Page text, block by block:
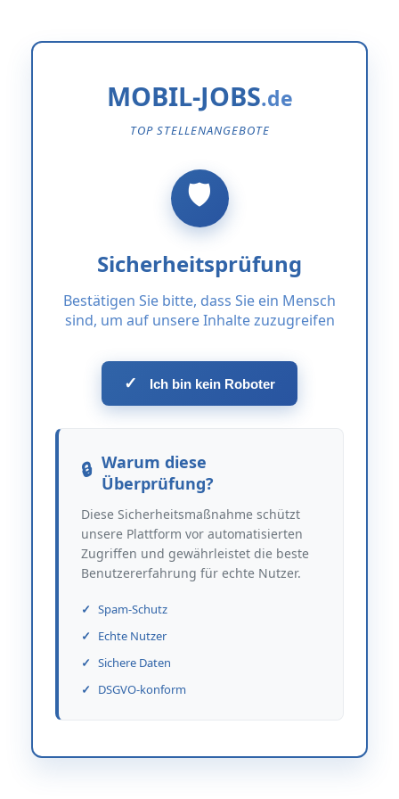
MOBIL-JOBS
TOP STELLENANGEBOTE
Sicherheitsprüfung
Bestätigen Sie bitte, dass Sie ein Mensch
sind, um auf unsere Inhalte zuzugreifen
✓ Ich bin kein Roboter
Warum diese
Überprüfung?
Diese Sicherheitsmaßnahme schützt
unsere Plattform vor automatisierten
Zugriffen und gewährleistet die beste
Benutzererfahrung für echte Nutzer.
Spam-Schutz
Echte Nutzer
Sichere Daten
DSGVO-konform